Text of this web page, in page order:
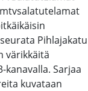
Pihlajakatu
värikkäitä
kanavalla. Sarjaa
kuvataan